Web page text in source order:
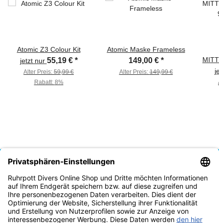
Atomic Z3 Colour Kit
jetzt nur 55,19 € *
Alter Preis: 59,99 €
Rabatt: 8%
Atomic Maske Frameless
149,00 € *
Alter Preis:149,99 €